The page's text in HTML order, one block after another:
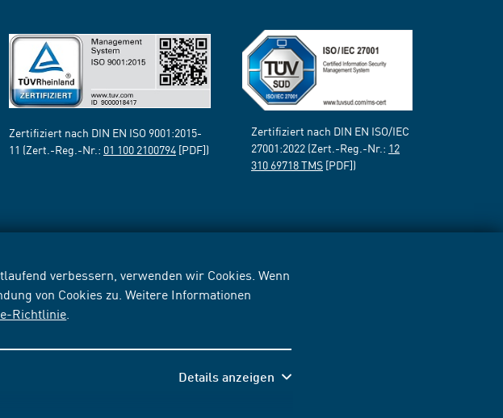
verbessern, verwenden wir Cookies. Wenn
von Cookies zu. Weitere Informationen
Richtlinie
Details anzeigen
Zertifiziert nach DIN EN ISO 9001:2015-
11 (Zert.-Reg.-Nr.: 01 100 2100794 [PDF])
Zertifiziert nach DIN EN ISO/IEC
27001:2022 (Zert.-Reg.-Nr.: 12
310 69718 TMS [PDF])